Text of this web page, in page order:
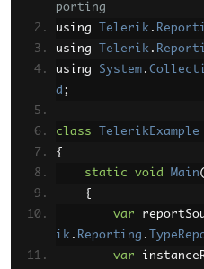
porting
using
Telerik .
using
Telerik .
using System .
d ;
class
TelerikExample
{
static
void Main
{
var
ik . Reporting .
var